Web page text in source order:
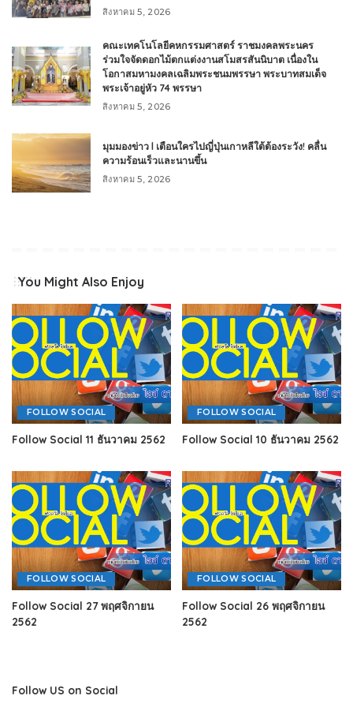
สิงหาคม 5, 2026
คณะเทคโนโลยีคหกรรมศาสตร์ ราชมงคลพระนคร
ร่วมใจจัดดอกไม้ตกแต่งงานสโมสรสันนิบาต เนื่องใน
โอกาสมหามงคลเฉลิมพระชนมพรรษา พระบาทสมเด็จ
พระเจ้าอยู่หัว 74 พรรษา
สิงหาคม 5, 2026
มุมมองข่าว l เตือนใครไปญี่ปุ่นเกาหลีใต้ต้องระวัง! คลื่น
ความร้อนเร็วและนานขึ้น
สิงหาคม 5, 2026
You Might Also Enjoy
FOLLOW SOCIAL
Follow Social 11 ธันวาคม 2562
FOLLOW SOCIAL
Follow Social 10 ธันวาคม 2562
FOLLOW SOCIAL
Follow Social 27 พฤศจิกายน
2562
FOLLOW SOCIAL
Follow Social 26 พฤศจิกายน
2562
Follow US on Social